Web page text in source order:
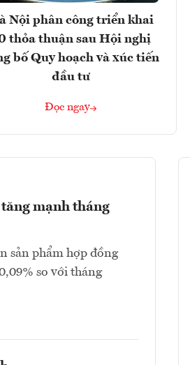
Nội phân công triển khai
thỏa thuận sau Hội nghị
bố Quy hoạch và xúc tiến
đầu tư
Đọc ngay
mạnh tháng
sản phẩm hợp đồng
so với tháng